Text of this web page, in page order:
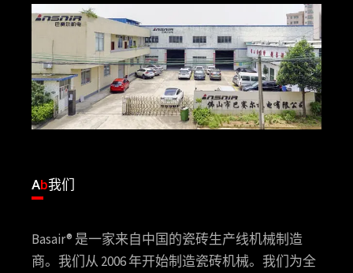
Ab我们
Basair® 是一家来自中国的瓷砖生产线机械制造
商。我们从 2006 年开始制造瓷砖机械。我们为全